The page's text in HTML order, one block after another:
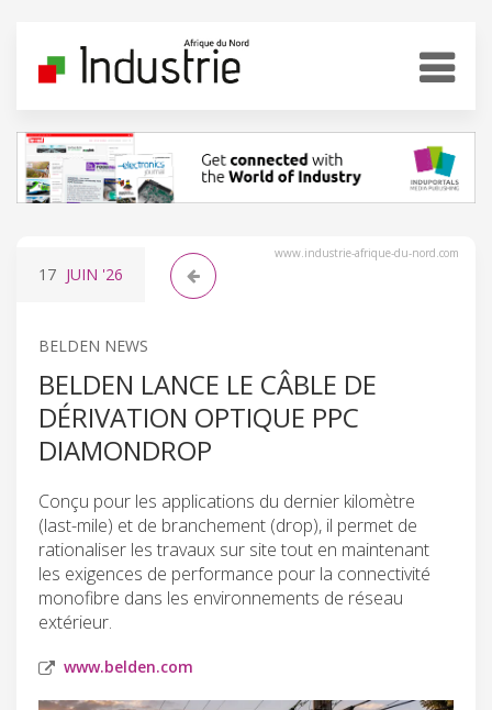
www.industrie-afrique-du-nord.com
17 JUIN '26
BELDEN NEWS
BELDEN LANCE LE CÂBLE DE
DÉRIVATION OPTIQUE PPC
DIAMONDROP
Conçu pour les applications du dernier kilomètre
(last-mile) et de branchement (drop), il permet de
rationaliser les travaux sur site tout en maintenant
les exigences de performance pour la connectivité
monofibre dans les environnements de réseau
extérieur.
www.belden.com